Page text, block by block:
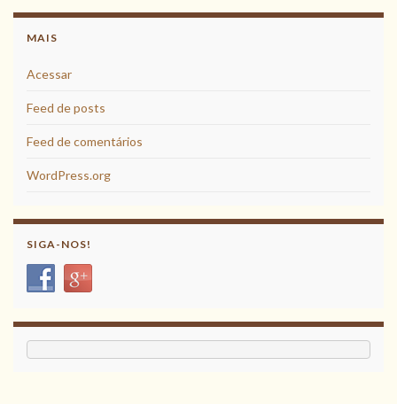
MAIS
Acessar
Feed de posts
Feed de comentários
WordPress.org
SIGA-NOS!